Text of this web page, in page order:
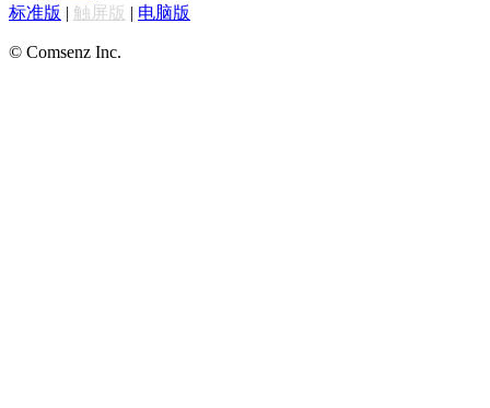
标准版 | 触屏版 | 电脑版
© Comsenz Inc.